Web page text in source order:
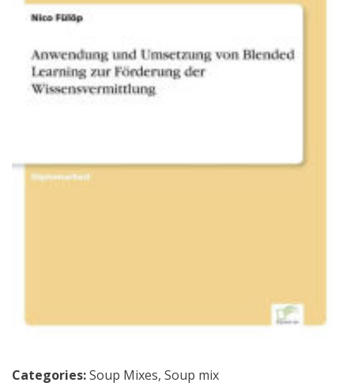
Categories:Soup Mixes, Soup mix